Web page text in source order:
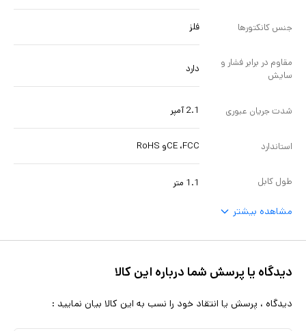
جنس کانکتورها فلز
مقاوم در برابر فشار و
سایش
دارد
شدت جریان عبوری 2.1 آمپر
استاندارد CE ،FCCو RoHS
طول کابل 1.1 متر
مشاهده بیشتر
دیدگاه یا پرسش شما درباره این کالا
دیدگاه ، پرسش یا انتقاد خود را نسب به این کالا بیان نمایید :